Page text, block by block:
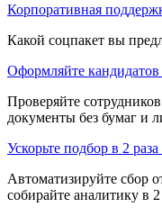
Корпоративная
Какой соцпакет вы
Оформляйте
Проверяйте
документы без бумаг и
Ускорьте подбор в 2
Автоматизируйте сбор
собирайте аналитику в